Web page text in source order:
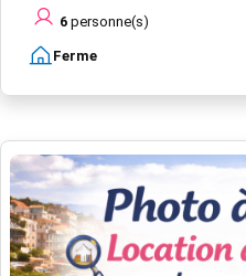
6 personne(s)
Ferme